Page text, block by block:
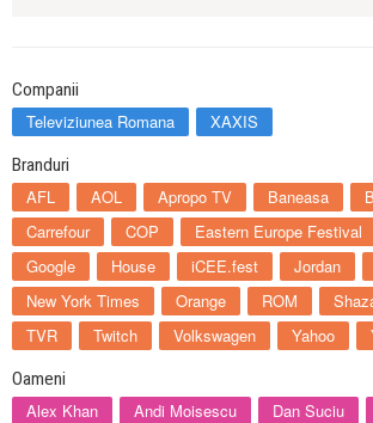
Companii
Televiziunea Romana XAXIS
Branduri
AFL AOL Apropo TV Baneasa
Carrefour
COP Eastern Europe Festival
Google
House iCEE.fest Jordan
New York Times
Orange ROM
TVR
Twitch Volkswagen Yahoo
Oameni
Alex Khan Andi Moisescu Dan Suciu